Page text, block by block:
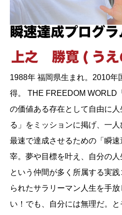
1988年 福岡県生まれ。2010年
得。 THE FREEDOM WORLD
の価値ある存在として自由に人
る」をミッションに掲げ、一
最速で達成させるための「瞬
宰。夢や目標を叶え、自分の人
という仲間が多く所属する実
られたサラリーマン人生を手
い！でも、自分には無理だ。